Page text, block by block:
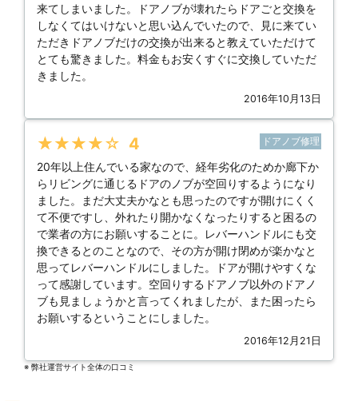
来てしまいました。ドアノブが壊れたらドアごと交換を
しなくてはいけないと思い込んでいたので、見に来てい
ただきドアノブだけの交換が出来ると教えていただけて
とても驚きました。料金もお安くすぐに交換していただ
きました。
2016年10月13日
★★★★★ 4 ドアノブ修理
20年以上住んでいる家なので、経年劣化のためか廊下か
らリビングに通じるドアのノブが空回りするようになり
ました。まだ大丈夫かなとも思ったのですが開けにくく
て不便ですし、外れたり開かなくなったりすると困るの
で業者の方にお願いすることに。レバーハンドルにも交
換できるとのことなので、その方が開け閉めが楽かなと
思ってレバーハンドルにしました。ドアが開けやすくな
って感謝しています。空回りするドアノブ以外のドアノ
ブも見ましょうかと言ってくれましたが、また困ったら
お願いするということにしました。
2016年12月21日
※ 弊社運営サイト全体の⼝コミ